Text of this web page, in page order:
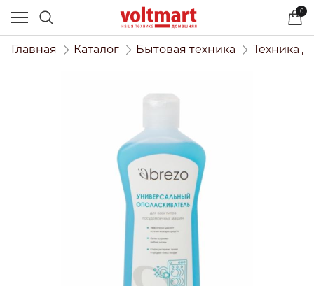
0
Главная Каталог Бытовая техника Техника